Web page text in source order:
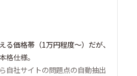
る価格帯（1万円程度～）だが、
格仕様。
自社サイトの問題点の自動抽出